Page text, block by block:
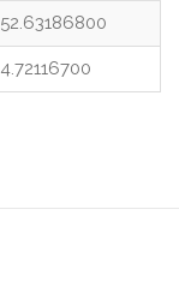
52.63186800
4.72116700